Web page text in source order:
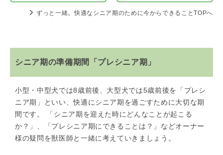
ずっと一緒。快適なシニア期のために今からできることTOPへ
シニア期の準備期間「プレシニア期」
小型・中型犬では8歳前後、大型犬では5歳前後を「プレシ
ニア期」といい、快適にシニア期を過ごすために大切な期
間です。 「シニア期を迎えた時にどんなことが起こる
か？」、「プレシニア期にできることは？」などオーナー
様の疑問を獣医師と一緒に考えていきましょう。